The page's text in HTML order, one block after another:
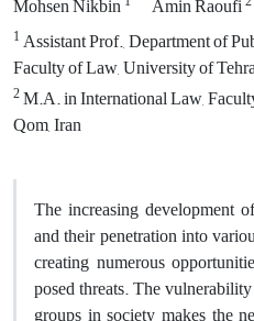
Mohsen Nikbin Amin Raoufi
1Assistant Prof., Department of
Faculty of Law, University of
2M.A. in International Law,
Qom, Iran
The increasing development
and their penetration into
creating numerous
posed threats. The